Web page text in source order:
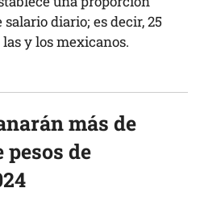
diario; es decir, 25
y los mexicanos.
más de
de